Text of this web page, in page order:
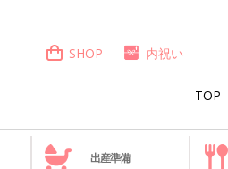
TOP
SHOP 内祝い
出産準備